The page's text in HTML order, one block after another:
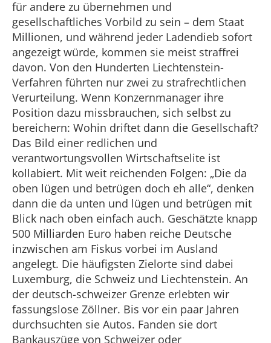
für andere zu übernehmen und
gesellschaftliches Vorbild zu sein – dem Staat
Millionen, und während jeder Ladendieb sofort
angezeigt würde, kommen sie meist straffrei
davon. Von den Hunderten Liechtenstein-
Verfahren führten nur zwei zu strafrechtlichen
Verurteilung. Wenn Konzernmanager ihre
Position dazu missbrauchen, sich selbst zu
bereichern: Wohin driftet dann die Gesellschaft?
Das Bild einer redlichen und
verantwortungsvollen Wirtschaftselite ist
kollabiert. Mit weit reichenden Folgen: „Die da
oben lügen und betrügen doch eh alle“, denken
dann die da unten und lügen und betrügen mit
Blick nach oben einfach auch. Geschätzte knapp
500 Milliarden Euro haben reiche Deutsche
inzwischen am Fiskus vorbei im Ausland
angelegt. Die häufigsten Zielorte sind dabei
Luxemburg, die Schweiz und Liechtenstein. An
der deutsch-schweizer Grenze erlebten wir
fassungslose Zöllner. Bis vor ein paar Jahren
durchsuchten sie Autos. Fanden sie dort
Bankauszüge von Schweizer oder